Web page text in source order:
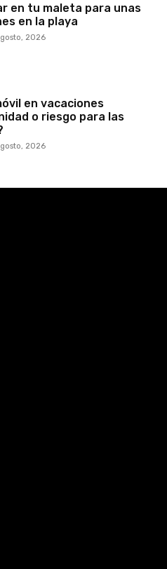
en tu maleta para unas
en la playa
2026
en vacaciones
o riesgo para las
2026